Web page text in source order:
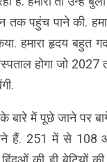
तक पहुंच पाने की.
हमारा हृदय बहुत
होगा जो 2027
बारे में पूछे जाने पर
हैं. 251 में से 108